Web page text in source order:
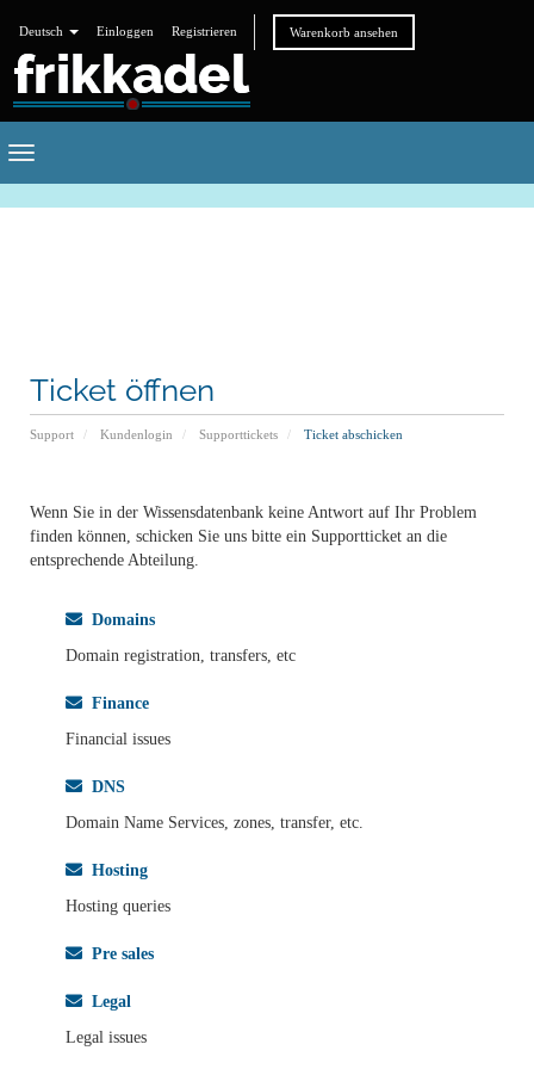
Deutsch Einloggen Registrieren Warenkorb ansehen
Toggle
navigation
Ticket öffnen
Support Kundenlogin Supporttickets Ticket abschicken
Wenn Sie in der Wissensdatenbank keine Antwort auf Ihr Problem
finden können, schicken Sie uns bitte ein Supportticket an die
entsprechende Abteilung.
Domains
Domain registration, transfers, etc
Finance
Financial issues
DNS
Domain Name Services, zones, transfer, etc.
Hosting
Hosting queries
Pre sales
Legal
Legal issues